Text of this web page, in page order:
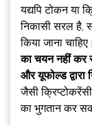
यद्यपि टोकन या
निकासी सरल है,
किया जाना
का चयन नहीं कर
और यूफोल्ड द्वारा
जैसी
का भुगतान कर